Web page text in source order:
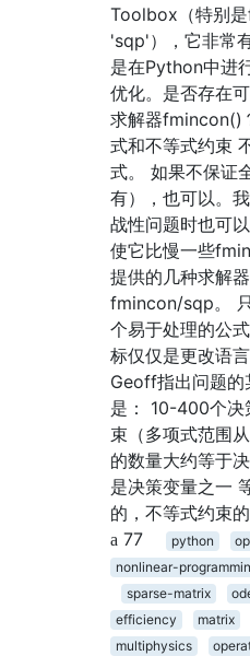
Toolbox（特别
'sqp'），它非常
是在Python中进
优化。是否存在
求解器fmincon()
式和不等式约束
式。 如果不保证
有），也可以。
战性问题时也可
使它比慢一些
提供的几种求解
fmincon/sqp。
个易于处理的公
标仅仅是更改语
Geoff指出问题的
是： 10-400个决
束（多项式范围
的数量大约等于
是决策变量之一
的，不等式约束
77
python
nonlinear-
sparse-matrix
efficiency
matrix
multiphysics